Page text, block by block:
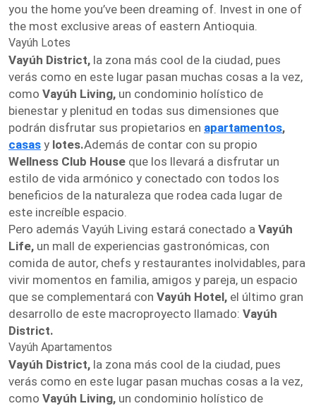
you the home you’ve been dreaming of. Invest in one of
the most exclusive areas of eastern Antioquia.
Vayúh Lotes
Vayúh District, la zona más cool de la ciudad, pues
verás como en este lugar pasan muchas cosas a la vez,
como Vayúh Living, un condominio holístico de
bienestar y plenitud en todas sus dimensiones que
podrán disfrutar sus propietarios en apartamentos,
casas y lotes.Además de contar con su propio
Wellness Club House que los llevará a disfrutar un
estilo de vida armónico y conectado con todos los
beneficios de la naturaleza que rodea cada lugar de
este increíble espacio.
Pero además Vayúh Living estará conectado a Vayúh
Life, un mall de experiencias gastronómicas, con
comida de autor, chefs y restaurantes inolvidables, para
vivir momentos en familia, amigos y pareja, un espacio
que se complementará con Vayúh Hotel, el último gran
desarrollo de este macroproyecto llamado: Vayúh
District.
Vayúh Apartamentos
Vayúh District, la zona más cool de la ciudad, pues
verás como en este lugar pasan muchas cosas a la vez,
como Vayúh Living, un condominio holístico de